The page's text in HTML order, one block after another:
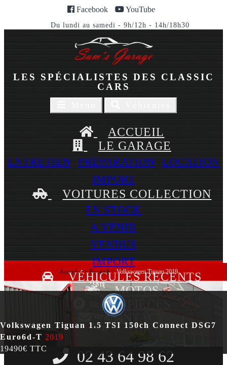
Facebook YouTube
Du lundi au samedi - 9h/12h - 14h/18h30
LES SPÉCIALISTES DES CLASSIC
CARS
navigaion
navigation
ACCUEIL
LE GARAGE
ENTRETIEN PRÉPARATION
LOCATION
IMPORT
VOITURES COLLECTION
EN STOCK
A VENIR
VENDUS
IMPORT
VÉHICULES RECENTS
MOTOS
LES PIÈCES
CONTACT
02 43 64 98 62
Accueil >>En stock >Volkswagen Tiguan 2019
Volkswagen Tiguan 1.5 TSI 150ch Connect DSG7
Euro6d-T 2019
19490€ TTC